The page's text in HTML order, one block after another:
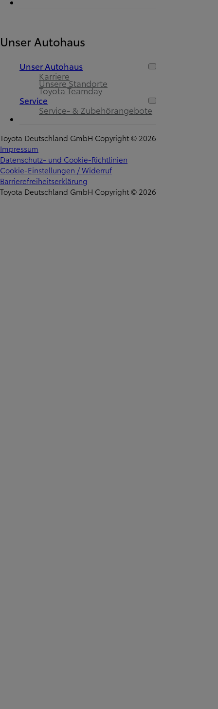
Unser Autohaus
Unser Autohaus
Karriere
Unsere Standorte
Toyota Teamday
Service
Service- & Zubehörangebote
Toyota Deutschland GmbH Copyright © 2026
Impressum
Datenschutz- und Cookie-Richtlinien
Cookie-Einstellungen / Widerruf
Barrierefreiheitserklärung
Toyota Deutschland GmbH Copyright © 2026